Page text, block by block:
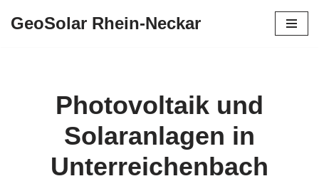
GeoSolar Rhein-Neckar
Photovoltaik und
Solaranlagen in
Unterreichenbach